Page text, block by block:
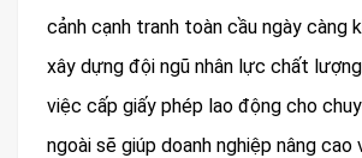
cảnh cạnh tranh toàn cầu ngày càng
xây dựng đội ngũ nhân lực chất
việc cấp giấy phép lao động cho
ngoài sẽ giúp doanh nghiệp nâng